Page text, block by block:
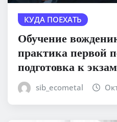
КУДА ПОЕХАТЬ
Обучение
практика первой
подготовка к
sib_ecometal